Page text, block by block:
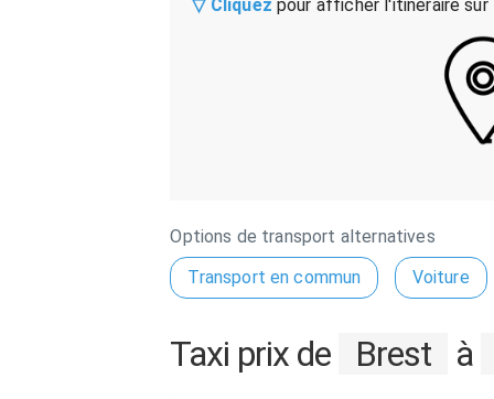
▽ Cliquez pour afficher l'itinéraire
Options de transport alternatives
Transport en commun
Voiture
Taxi prix de Brest à